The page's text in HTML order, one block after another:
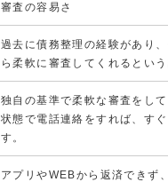
審査の容易さ
過去に債務整理の経験があり
ら柔軟に審査してくれるとい
独自の基準で柔軟な審査をし
状態で電話連絡をすれば、す
す。
アプリやWEBから返済できず